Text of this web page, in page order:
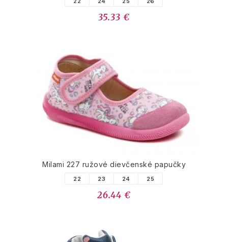
35.33 €
Milami 227 ružové dievčenské papučky
22 23 24 25
26.44 €